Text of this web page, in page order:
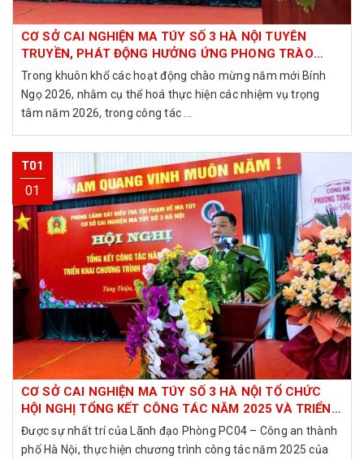
CƠ SỞ CAI NGHIỆN MA TÚY SỐ 3 HÀ NỘI TUYÊN
TRUYỀN, PHÁT ĐỘNG HƯỞNG ỨNG PHONG TRÀO
TOÀN DÂN TỐ GIÁC VI PHẠM PHÁP LUẬT VỀ MA TÚY.
Trong khuôn khổ các hoạt động chào mừng năm mới Bính
Ngọ 2026, nhằm cụ thể hoá thực hiện các nhiệm vụ trọng
tâm năm 2026, trong công tác ...
T01
01
CƠ SỞ CAI NGHIỆN MA TÚY SỐ 3 HÀ NỘI TỔ CHỨC
HỘI NGHỊ TỔNG KẾT CÔNG TÁC NĂM 2025 VÀ TRIỂN
KHAI CHƯƠNG TRÌNH CÔNG TÁC NĂM 2026
Được sự nhất trí của Lãnh đạo Phòng PC04 – Công an thành
phố Hà Nội, thực hiện chương trình công tác năm 2025 của